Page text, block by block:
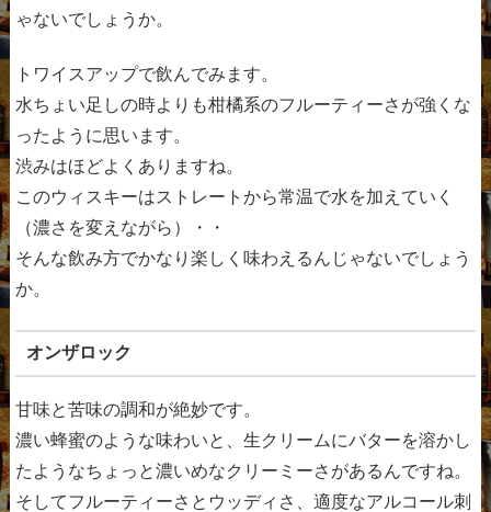
ゃないでしょうか。
トワイスアップで飲んでみます。
水ちょい足しの時よりも柑橘系のフルーティーさが強くな
ったように思います。
渋みはほどよくありますね。
このウィスキーはストレートから常温で水を加えていく
（濃さを変えながら）・・
そんな飲み方でかなり楽しく味わえるんじゃないでしょう
か。
オンザロック
甘味と苦味の調和が絶妙です。
濃い蜂蜜のような味わいと、生クリームにバターを溶かし
たようなちょっと濃いめなクリーミーさがあるんですね。
そしてフルーティーさとウッディさ、適度なアルコール刺